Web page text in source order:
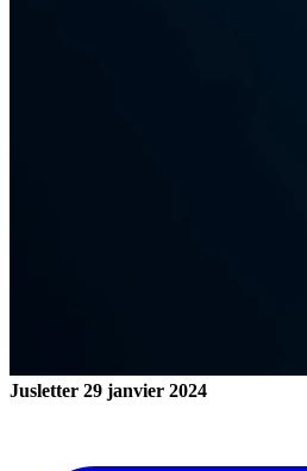
Jusletter 29 janvier 2024